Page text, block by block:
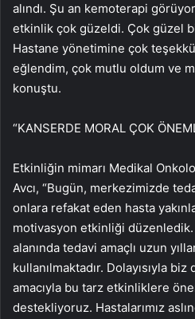
alındı. Şu an kemoterapi
etkinlik çok güzeldi. Çok güzel
Hastane yönetimine çok
eğlendim, çok mutlu oldum ve
konuştu.
“KANSERDE MORAL ÇOK
Etkinliğin mimarı Medikal
Avcı, “Bugün, merkezimizde
onlara refakat eden hasta
motivasyon etkinliği düzenledik.
alanında tedavi amaçlı uzun
kullanılmaktadır. Dolayısıyla
amacıyla bu tarz etkinliklere
destekliyoruz. Hastalarımız